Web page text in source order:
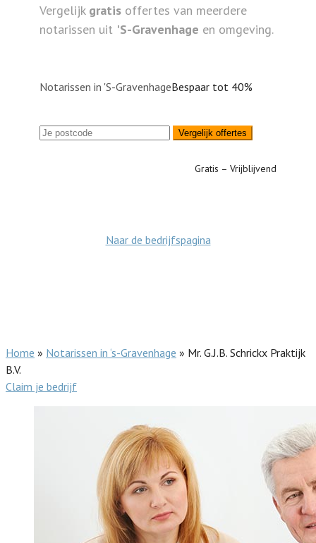
Vergelijk gratis offertes van meerdere
notarissen uit 'S-Gravenhage en omgeving.
Notarissen in 'S-GravenhageBespaar tot 40%
Vergelijk offertes
Gratis – Vrijblijvend
Naar de bedrijfspagina
Home » Notarissen in ‘s-Gravenhage » Mr. G.J.B. Schrickx Praktijk
B.V.
Claim je bedrijf